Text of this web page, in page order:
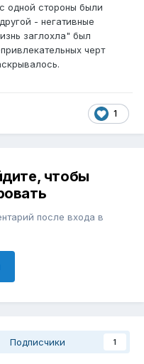
одной стороны были
- негативные
заглохла" был
черт
1
чтобы
после входа в
Подписчики 1